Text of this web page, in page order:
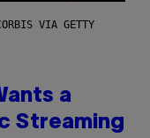
VIA GETTY
a
Streaming